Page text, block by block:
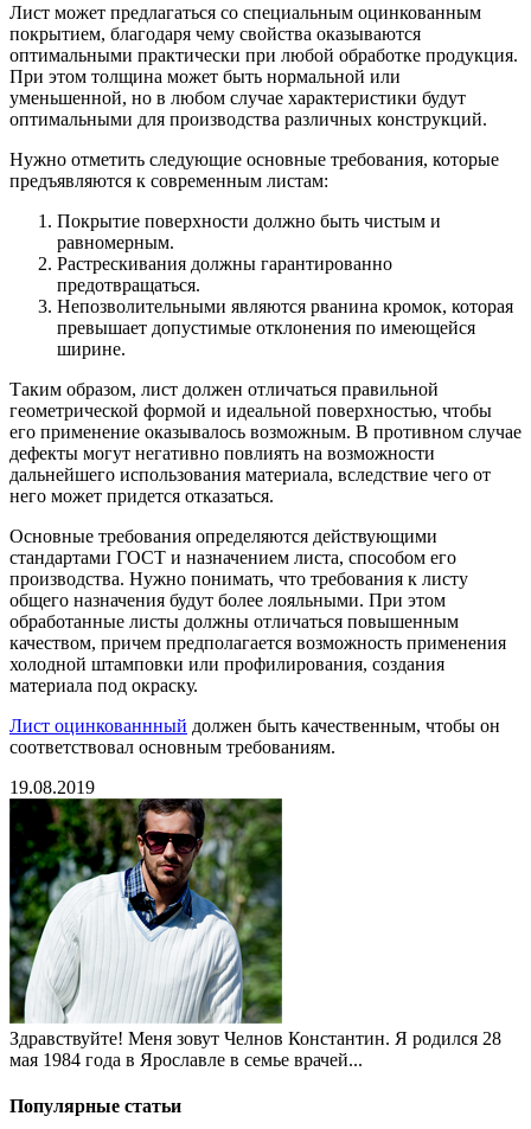
Лист может предлагаться со специальным оцинкованным
покрытием, благодаря чему свойства оказываются
оптимальными практически при любой обработке продукция.
При этом толщина может быть нормальной или
уменьшенной, но в любом случае характеристики будут
оптимальными для производства различных конструкций.
Нужно отметить следующие основные требования, которые
предъявляются к современным листам:
Покрытие поверхности должно быть чистым и
равномерным.
Растрескивания должны гарантированно
предотвращаться.
Непозволительными являются рванина кромок, которая
превышает допустимые отклонения по имеющейся
ширине.
Таким образом, лист должен отличаться правильной
геометрической формой и идеальной поверхностью, чтобы
его применение оказывалось возможным. В противном случае
дефекты могут негативно повлиять на возможности
дальнейшего использования материала, вследствие чего от
него может придется отказаться.
Основные требования определяются действующими
стандартами ГОСТ и назначением листа, способом его
производства. Нужно понимать, что требования к листу
общего назначения будут более лояльными. При этом
обработанные листы должны отличаться повышенным
качеством, причем предполагается возможность применения
холодной штамповки или профилирования, создания
материала под окраску.
Лист оцинкованнный должен быть качественным, чтобы он
соответствовал основным требованиям.
19.08.2019
Здравствуйте! Меня зовут Челнов Константин. Я родился 28
мая 1984 года в Ярославле в семье врачей...
Популярные статьи